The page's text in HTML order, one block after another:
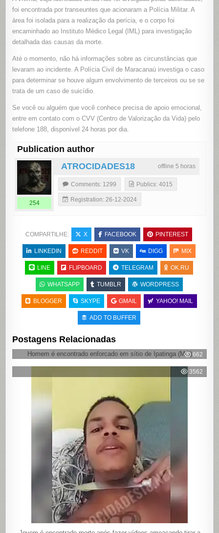
foi encontrada por transeuntes que acionaram a Polícia Militar. A
área foi isolada para a realização da perícia, e o corpo foi
encaminhado ao Instituto Médico Legal (IML) para investigação
detalhada das causas da morte.
Até o momento, não há informações sobre as circunstâncias que
levaram ao incidente. A Polícia Civil de Maracanaú investiga o caso
para determinar se houve algum envolvimento de terceiros ou se se
trata de um caso de suicídio.
Se você ou alguém que você conhece precisa de apoio emocional,
entre em contato com o CVV (Centro de Valorização da Vida) pelo
telefone 188, disponível 24 horas por dia.
Publication author
offline 5 horas
ATROCIDADES18
254
Comments: 1299 Publics: 4015
Registration: 26-12-2024
COMPARTILHE: X FACEBOOK PINTEREST
LINKEDIN REDDIT VK DIGG MIX
LINE FLIPBOARD TELEGRAM OK.RU
WHATSAPP TUMBLR WORDPRESS
BLOGGER SKYPE GMAIL YAHOO! MAIL
ADD TO BUFFER
Postagens Relacionadas
662
Homem é encontrado enforcado em sítio de Ipatinga (MG)
3562